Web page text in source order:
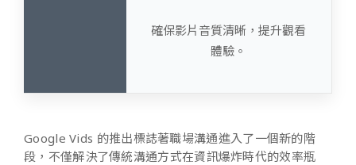
確保影片音質清晰，提升觀看
體驗。
Google Vids 的推出標誌著職場溝通進入了一個新的階
段，不僅解決了傳統溝通方式在資訊爆炸時代的效率瓶